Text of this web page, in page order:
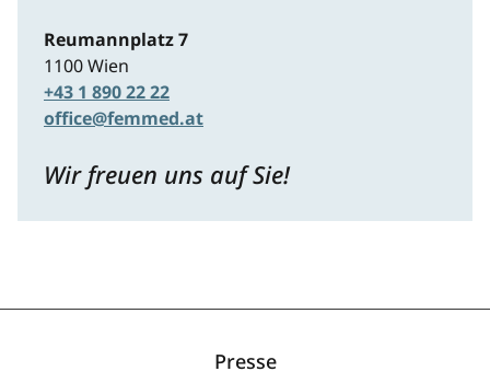
Reumannplatz 7
1100 Wien
+43 1 890 22 22
office@femmed.at
Wir freuen uns auf Sie!
Presse